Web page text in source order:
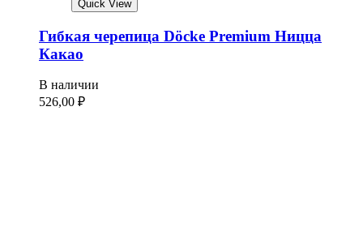
Quick View
Гибкая черепица Döcke Premium Ницца
Какао
В наличии
526,00 ₽